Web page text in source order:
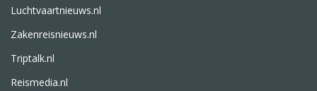
Luchtvaartnieuws.nl
Zakenreisnieuws.nl
Triptalk.nl
Reismedia.nl